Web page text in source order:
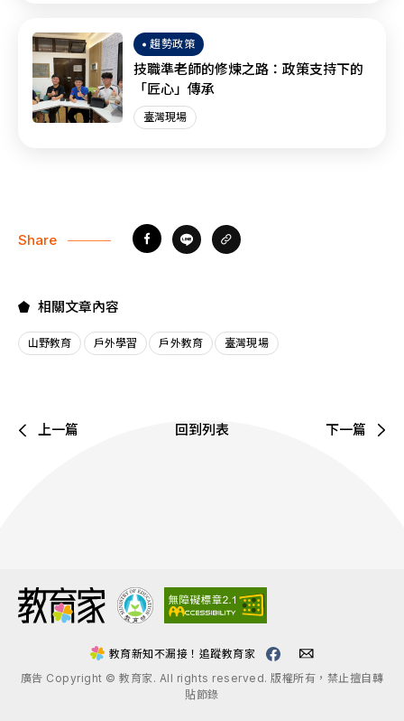
趨勢政策
技職準老師的修煉之路：政策支持下的
「匠心」傳承
臺灣現場
Share
相關文章內容
山野教育 戶外學習 戶外教育 臺灣現場
上一篇 回到列表 下一篇
廣告 Copyright © 教育家. All rights reserved. 版權所有，禁止擅自轉
貼節錄
教育新知不漏接！追蹤教育家